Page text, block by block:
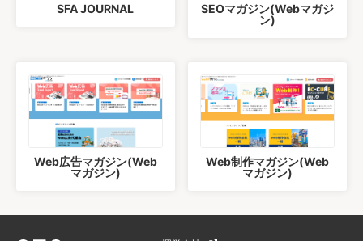
SFA JOURNAL
SEOマガジン(Webマガジ
ン)
Web広告マガジン(Web
マガジン)
Web制作マガジン(Web
マガジン)